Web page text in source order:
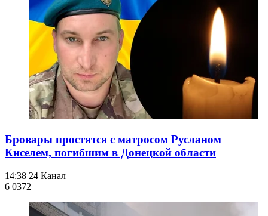
Бровары простятся с матросом Русланом
Киселем, погибшим в Донецкой области
14:38 24 Канал
6 0372